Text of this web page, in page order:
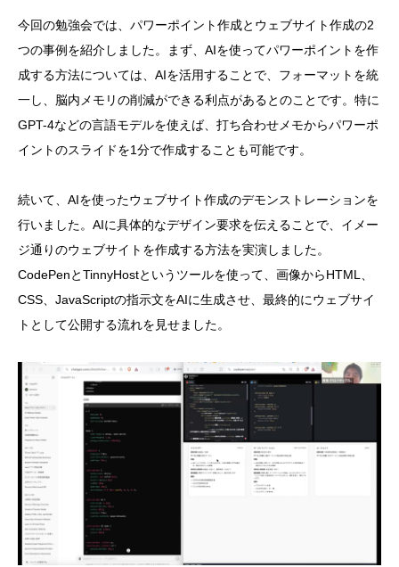
今回の勉強会では、パワーポイント作成とウェブサイト作成の2
つの事例を紹介しました。まず、AIを使ってパワーポイントを作
成する方法については、AIを活用することで、フォーマットを統
一し、脳内メモリの削減ができる利点があるとのことです。特に
GPT-4などの言語モデルを使えば、打ち合わせメモからパワーポ
イントのスライドを1分で作成することも可能です。
続いて、AIを使ったウェブサイト作成のデモンストレーションを
行いました。AIに具体的なデザイン要求を伝えることで、イメー
ジ通りのウェブサイトを作成する方法を実演しました。
CodePenとTinnyHostというツールを使って、画像からHTML、
CSS、JavaScriptの指示文をAIに生成させ、最終的にウェブサイ
トとして公開する流れを見せました。